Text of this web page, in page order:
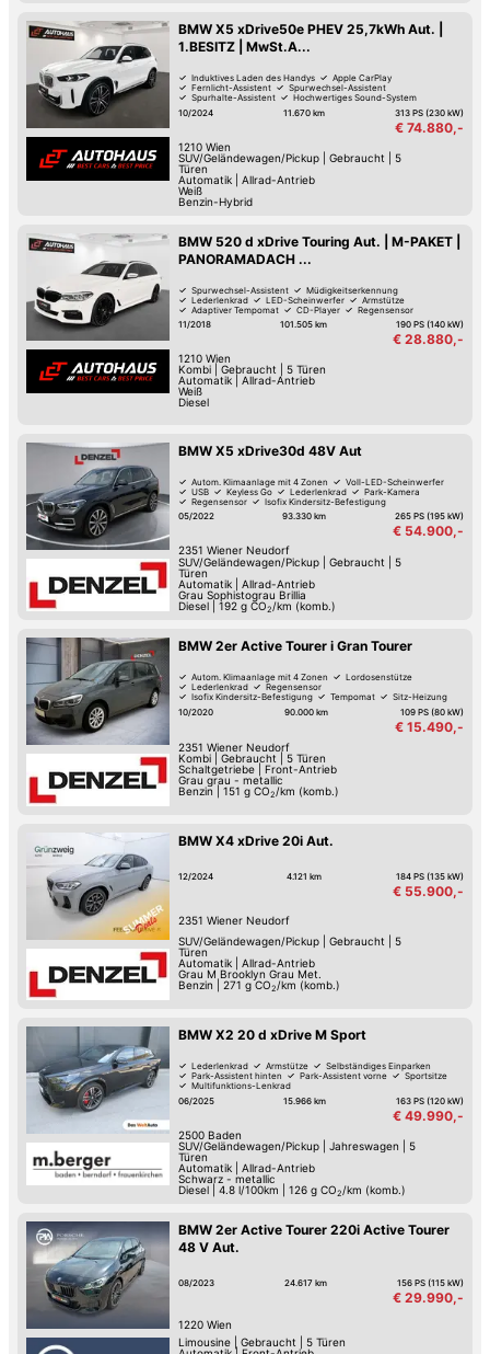
BMW X5 xDrive50e PHEV 25,7kWh Aut. |
1.BESITZ | MwSt.A...
Induktives Laden des Handys
Apple CarPlay
Fernlicht-Assistent
Spurwechsel-Assistent
Spurhalte-Assistent
Hochwertiges Sound-System
Keyless Go
Reifendruck-Kontrolle
10/2024 11.670 km 313 PS (230 kW)
€ 74.880,-
1210 Wien
SUV/Geländewagen/Pickup| Gebraucht
5
Türen
Automatik| Allrad-Antrieb
Weiß
Benzin-Hybrid
BMW 520 d xDrive Touring Aut. | M-PAKET |
PANORAMADACH ...
Spurwechsel-Assistent
Müdigkeitserkennung
Lederlenkrad
LED-Scheinwerfer
Armstütze
Adaptiver Tempomat
CD-Player
Regensensor
11/2018
101.505 km 190 PS (140 kW)
€ 28.880,-
1210 Wien
Kombi| Gebraucht
5 Türen
Automatik| Allrad-Antrieb
Weiß
Diesel
BMW X5 xDrive30d 48V Aut
Autom. Klimaanlage mit 4 Zonen
Voll-LED-Scheinwerfer
USB
Keyless Go Lederlenkrad
Park-Kamera
Regensensor
Isofix Kindersitz-Befestigung
05/2022
93.330 km 265 PS (195 kW)
€ 54.900,-
2351 Wiener Neudorf
SUV/Geländewagen/Pickup| Gebraucht
5
Türen
Automatik| Allrad-Antrieb
Grau Sophistograu Brillia
Diesel
192 g CO2 /km (komb.)
BMW 2er Active Tourer i Gran Tourer
Autom. Klimaanlage mit 4 Zonen
Lordosenstütze
Lederlenkrad
Regensensor
Isofix Kindersitz-Befestigung
Tempomat
Sitz-Heizung
10/2020 90.000 km 109 PS (80 kW)
€ 15.490,-
2351 Wiener Neudorf
Kombi| Gebraucht
5 Türen
Schaltgetriebe| Front-Antrieb
Grau grau - metallic
Benzin
151 g CO2 /km (komb.)
BMW X4 xDrive 20i Aut.
12/2024 4.121 km 184 PS (135 kW)
€ 55.900,-
2351 Wiener Neudorf
SUV/Geländewagen/Pickup| Gebraucht
5
Türen
Automatik| Allrad-Antrieb
Grau M Brooklyn Grau Met.
Benzin
271 g CO2 /km (komb.)
BMW X2 20 d xDrive M Sport
Lederlenkrad Armstütze
Selbständiges Einparken
Park-Assistent hinten
Park-Assistent vorne
Sportsitze
Multifunktions-Lenkrad
Zentralverriegelung mit Fernbedienung
06/2025 15.966 km 163 PS (120 kW)
€ 49.990,-
2500 Baden
SUV/Geländewagen/Pickup| Jahreswagen
5
Türen
Automatik| Allrad-Antrieb
Schwarz - metallic
Diesel
4.8 l/100km 126 g CO2/km (komb.)
BMW 2er Active Tourer 220i Active Tourer
48 V Aut.
08/2023 24.617 km 156 PS (115 kW)
€ 29.990,-
1220 Wien
Limousine| Gebraucht
5 Türen